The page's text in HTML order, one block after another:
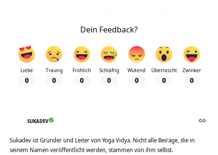
Dein Feedback?
Liebe
0
Traurig
0
Fröhlich
0
Schläfrig
0
Wütend
0
Überrascht
0
Zwinker
0
SUKADEV
Sukadev ist Gründer und Leiter von Yoga Vidya. Nicht alle Beiräge, die in
seinem Namen veröffentlicht werden, stammen von ihm selbst.